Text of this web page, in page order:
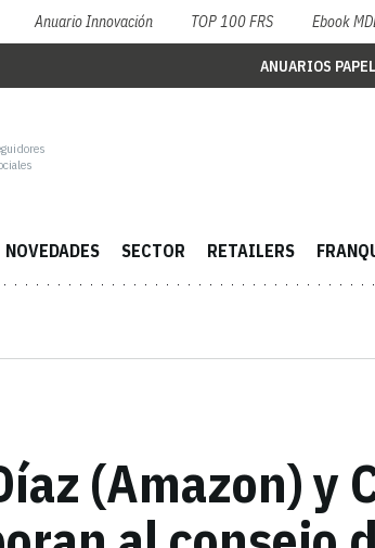
Anuario Innovación TOP 100 FRS Ebook
ANUARIOS PAPEL
NOVEDADES SECTOR RETAILERS
(Amazon) y